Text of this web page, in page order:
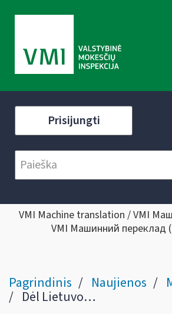
Prisijungti
VMI Machine translation / VMI
VMI Машинний переклад (
Pagrindinis Naujienos
Dėl Lietuvos Respublikos Pelno mokesčio įstatymo 5 straipsnio apibendrintų paaiškinimų (komentarų) pakeitimų